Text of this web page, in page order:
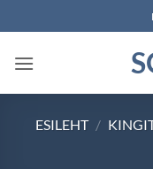
to
content
ESILEHT /